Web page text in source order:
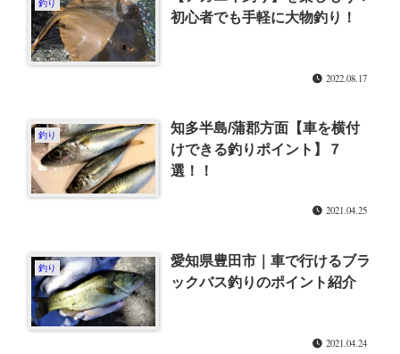
釣り
初心者でも手軽に大物釣り！
2022.08.17
釣り
知多半島/蒲郡方面【車を横付
けできる釣りポイント】７
選！！
2021.04.25
釣り
愛知県豊田市｜車で行けるブラ
ックバス釣りのポイント紹介
2021.04.24